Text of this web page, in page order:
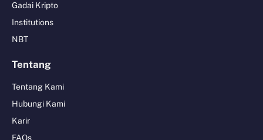
Gadai Kripto
Institutions
NBT
Tentang
Tentang Kami
Hubungi Kami
Karir
FAQs